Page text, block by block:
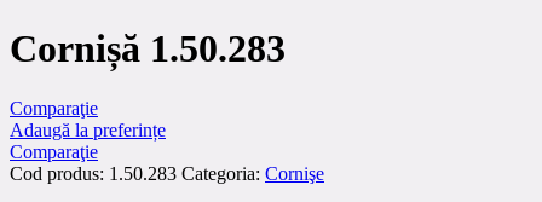
Cornișă 1.50.283
Comparaţie
Adaugă la preferințe
Comparaţie
Cod produs: 1.50.283 Categoria: Cornişe